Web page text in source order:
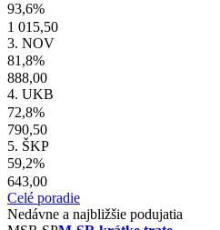
93,6%
1 015,50
3. NOV
81,8%
888,00
4. UKB
72,8%
790,50
5. ŠKP
59,2%
643,00
Celé poradie
Nedávne a najbližšie podujatia